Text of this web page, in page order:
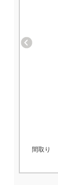
間取り